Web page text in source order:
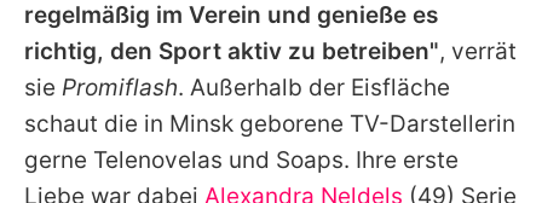
regelmäßig im Verein und genieße es
richtig, den Sport aktiv zu betreiben", verrät
sie Promiflash. Außerhalb der Eisfläche
schaut die in Minsk geborene TV-Darstellerin
gerne Telenovelas und Soaps. Ihre erste
Liebe war dabei Alexandra Neldels (49) Serie